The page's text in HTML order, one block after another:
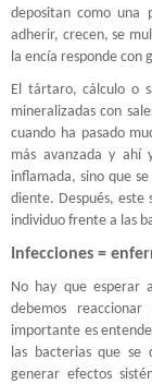
depositan como una
adherir, crecen, se
la encía responde con
El tártaro, cálculo o
mineralizadas con
cuando ha pasado
más avanzada y ahí
inflamada, sino que
diente. Después, este
individuo frente a las
Infecciones =
No hay que esperar
debemos
importante es
las bacterias que se
generar efectos